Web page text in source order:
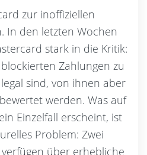
zur inoffiziellen
In den letzten Wochen
stark in die Kritik:
Zahlungen zu
sind, von ihnen aber
werden. Was auf
Einzelfall erscheint, ist
Problem: Zwei
über erhebliche